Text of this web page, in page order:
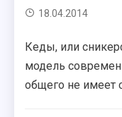
18.04.2014
Кеды, или
модель
общего не имеет